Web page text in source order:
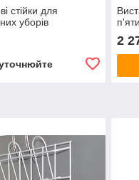
стійки для
уборів
2